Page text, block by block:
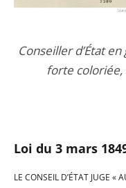
Conseiller d’État
forte coloriée,
Loi du 3 mars 18
LE CONSEIL D’ÉTAT JUGE «